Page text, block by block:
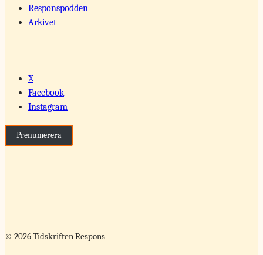
Responspodden
Arkivet
X
Facebook
Instagram
Prenumerera
© 2026 Tidskriften Respons